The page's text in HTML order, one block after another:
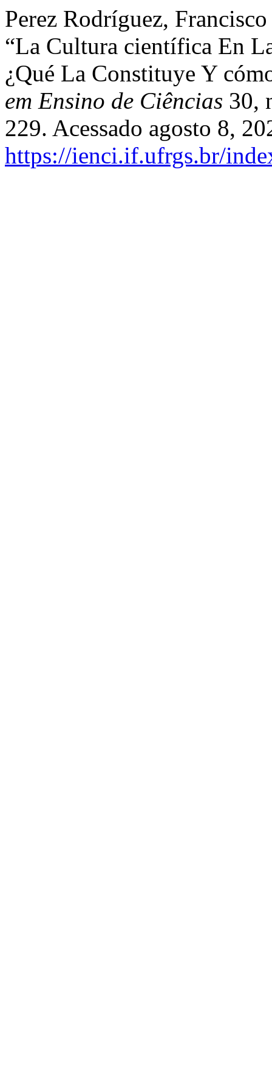
Perez Rodríguez,
“La Cultura científica En
¿Qué La Constituye Y
em Ensino de Ciências 30,
229. Acessado agosto 8,
https://ienci.if.ufrgs.br/